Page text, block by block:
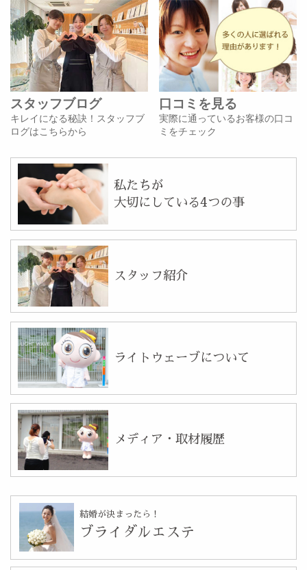
スタッフブログ
キレイになる秘訣！スタッフブ
ログはこちらから
口コミを見る
実際に通っているお客様の口コ
ミをチェック
私たちが
大切にしている4つの事
スタッフ紹介
ライトウェーブについて
メディア・取材履歴
結婚が決まったら！
ブライダルエステ